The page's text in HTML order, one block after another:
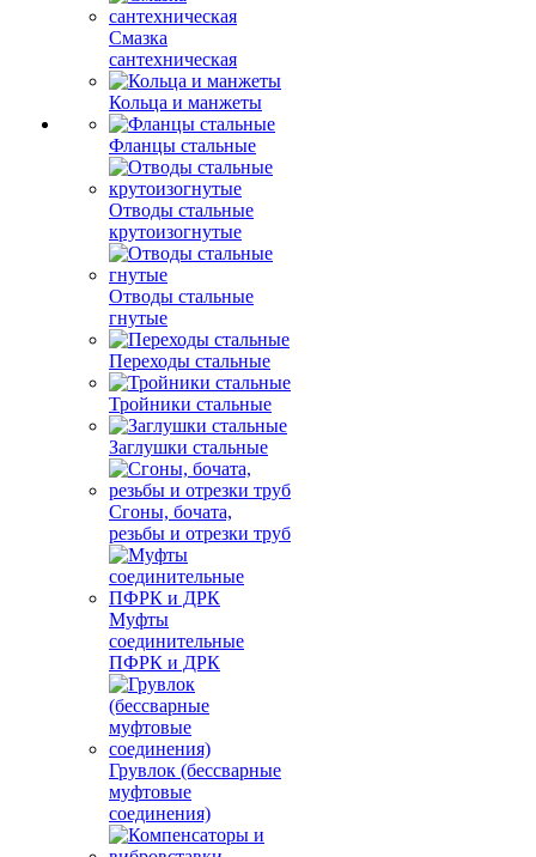
Смазка
сантехническая
Кольца и манжеты
Фланцы стальные
Отводы стальные
крутоизогнутые
Отводы стальные
гнутые
Переходы стальные
Тройники стальные
Заглушки стальные
Сгоны, бочата,
резьбы и отрезки труб
Муфты
соединительные
ПФРК и ДРК
Грувлок (бессварные
муфтовые
соединения)